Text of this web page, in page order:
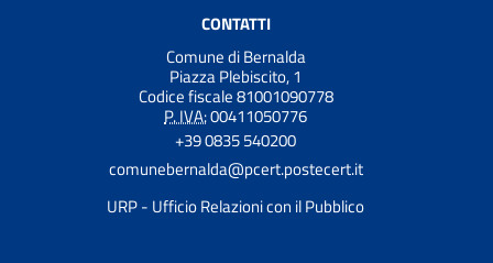
CONTATTI
Comune di Bernalda
Piazza Plebiscito, 1
Codice fiscale 81001090778
P. IVA:00411050776
+39 0835 540200
comunebernalda@pcert.postecert.it
URP - Ufficio Relazioni con il Pubblico